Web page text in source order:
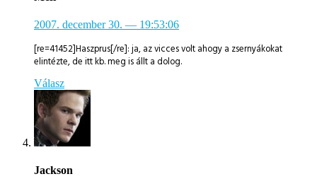
2007. december 30. — 19:53:06
[re=41452]Haszprus[/re]: ja, az vicces volt ahogy a zsernyákokat
elintézte, de itt kb. meg is állt a dolog.
Válasz
Jackson